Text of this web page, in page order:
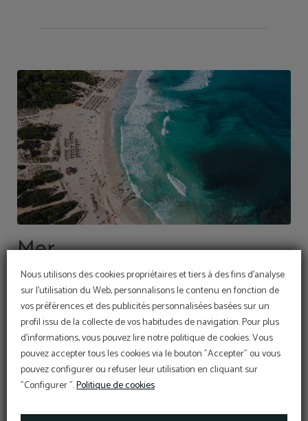
Nous utilisons des cookies propriétaires et tiers à des fins d'analyse
sur l'utilisation du Web, personnalisons le contenu en fonction de
vos préférences et des publicités personnalisées basées sur un
profil issu de la collecte de vos habitudes de navigation. Pour plus
d'informations, vous pouvez lire notre politique de cookies. Vous
pouvez accepter tous les cookies via le bouton "Accepter" ou vous
pouvez configurer ou refuser leur utilisation en cliquant sur
"Configurer ".Politique de cookies
Mer
L’une des grandes attractions touristiques de l’île sont
les petites criques isolées qui regroupe toute la côte.
Osez les explorer et découvrez des cartes postales
naturelles paradisiaques avec des falaises abruptes,
des eaux turquoises et du sable fin. À seulement 75
mètres de notre hôtel, vous trouverez la célèbre plage
de Palma où vous pourrez vous baigner, bronzer ou
pratiquer des sports nautiques.